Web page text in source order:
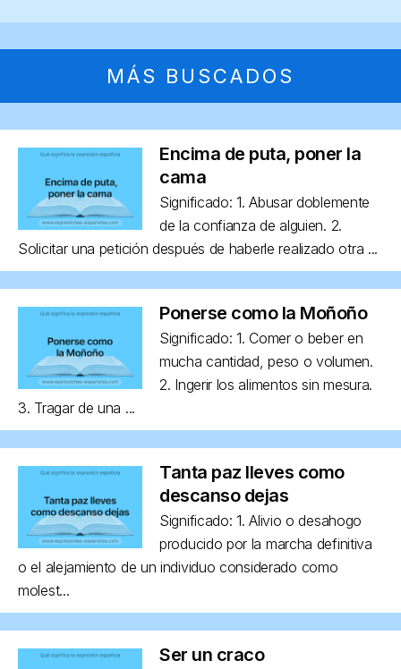
MÁS BUSCADOS
Encima de puta, poner la
cama
Significado: 1. Abusar doblemente
de la confianza de alguien. 2.
Solicitar una petición después de haberle realizado otra ...
Ponerse como la Moñoño
Significado: 1. Comer o beber en
mucha cantidad, peso o volumen.
2. Ingerir los alimentos sin mesura.
3. Tragar de una ...
Tanta paz lleves como
descanso dejas
Significado: 1. Alivio o desahogo
producido por la marcha definitiva
o el alejamiento de un individuo considerado como
molest...
Ser un craco